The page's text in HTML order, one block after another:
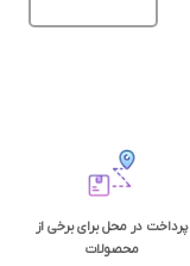
پرداخت در محل برای برخی از
محصولات